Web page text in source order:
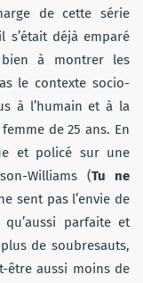
de cette série
déjà emparé
à montrer les
le contexte socio-
à l’humain et à la
de 25 ans. En
et policé sur une
Williams (Tu ne
sent pas l’envie de
parfaite et
de soubresauts,
être aussi moins de